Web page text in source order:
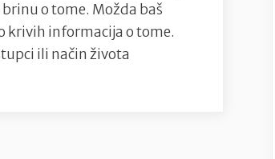
o tome. Možda baš
krivih informacija o tome.
ili način života